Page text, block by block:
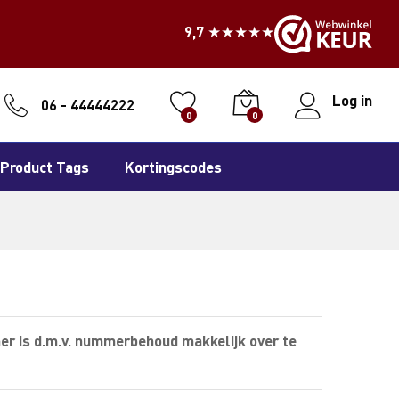
9,7 ★★★★★
06 - 44444222
0 0
Log in
Product Tags Kortingscodes
is d.m.v. nummerbehoud makkelijk over te